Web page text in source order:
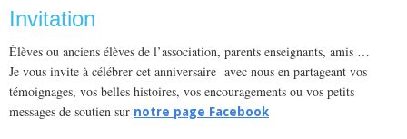
Invitation
Élèves ou anciens élèves de l’association, parents enseignants, amis …
Je vous invite à célébrer cet anniversaire avec nous en partageant vos
témoignages, vos belles histoires, vos encouragements ou vos petits
messages de soutien sur notre page Facebook